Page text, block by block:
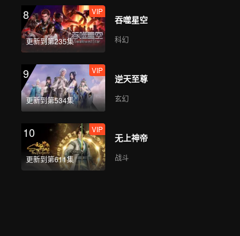
8
更新到第235集
VIP
吞噬星空
科幻
9
更新到第534集
VIP
逆天至尊
玄幻
10
更新到第611集
VIP
无上神帝
战斗